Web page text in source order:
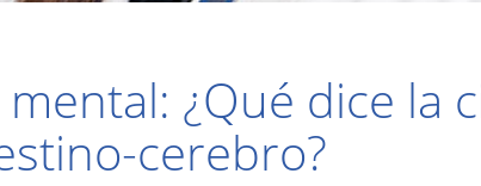
¿Qué dice la
cerebro?